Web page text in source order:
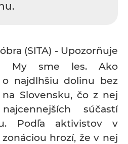
(SITA) - Upozorňuje
My sme les. Ako
najdlhšiu dolinu bez
Slovensku, čo z nej
súčastí
Podľa aktivistov v
hrozí, že v nej